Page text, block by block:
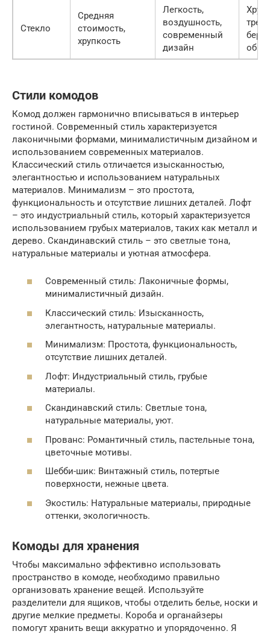
Стекло
Средняя
стоимость,
хрупкость
Легкость,
воздушность,
современный
дизайн
Стили комодов
Комод должен гармонично вписываться в интерьер
гостиной. Современный стиль характеризуется
лаконичными формами, минималистичным дизайном и
использованием современных материалов.
Классический стиль отличается изысканностью,
элегантностью и использованием натуральных
материалов. Минимализм – это простота,
функциональность и отсутствие лишних деталей. Лофт
– это индустриальный стиль, который характеризуется
использованием грубых материалов, таких как металл и
дерево. Скандинавский стиль – это светлые тона,
натуральные материалы и уютная атмосфера.
Современный стиль: Лаконичные формы,
минималистичный дизайн.
Классический стиль: Изысканность,
элегантность, натуральные материалы.
Минимализм: Простота, функциональность,
отсутствие лишних деталей.
Лофт: Индустриальный стиль, грубые
материалы.
Скандинавский стиль: Светлые тона,
натуральные материалы, уют.
Прованс: Романтичный стиль, пастельные тона,
цветочные мотивы.
Шебби-шик: Винтажный стиль, потертые
поверхности, нежные цвета.
Экостиль: Натуральные материалы, природные
оттенки, экологичность.
Комоды для хранения
Чтобы максимально эффективно использовать
пространство в комоде, необходимо правильно
организовать хранение вещей. Используйте
разделители для ящиков, чтобы отделить белье, носки и
другие мелкие предметы. Короба и органайзеры
помогут хранить вещи аккуратно и упорядоченно. Я